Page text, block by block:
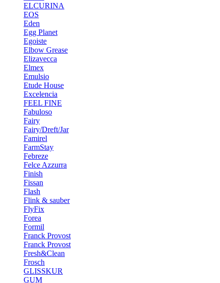
ELCURINA
EOS
Eden
Egg Planet
Egoiste
Elbow Grease
Elizavecca
Elmex
Emulsio
Etude House
Excelencia
FEEL FINE
Fabuloso
Fairy
Fairy/Dreft/Jar
Famirel
FarmStay
Febreze
Felce Azzurra
Finish
Fissan
Flash
Flink & sauber
FlyFix
Forea
Formil
Franck Provost
Franck Provost
Fresh&Clean
Frosch
GLISSKUR
GUM